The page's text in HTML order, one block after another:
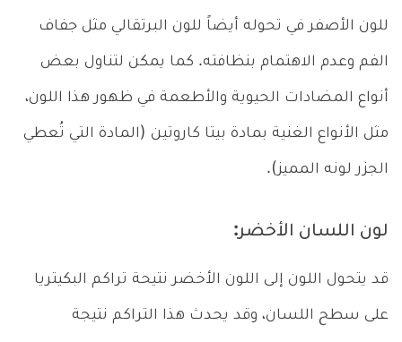
للون الأصفر في تحوله أيضاً للون البرتقالي مثل جفاف
الفم وعدم الاهتمام بنظافته. كما يمكن لتناول بعض
أنواع المضادات الحيوية والأطعمة في ظهور هذا اللون،
مثل الأنواع الغنية بمادة بيتا كاروتين (المادة التي تُعطي
الجزر لونه المميز).
لون اللسان الأخضر:
قد يتحول اللون إلى اللون الأخضر نتيحة تراكم البكيتريا
على سطح اللسان، وقد يحدث هذا التراكم نتيجة